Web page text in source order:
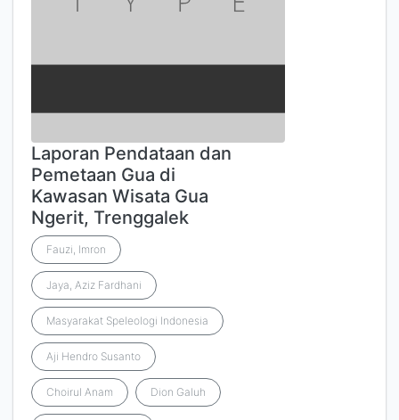
Laporan Pendataan dan
Pemetaan Gua di
Kawasan Wisata Gua
Ngerit, Trenggalek
Fauzi, Imron
Jaya, Aziz Fardhani
Masyarakat Speleologi Indonesia
Aji Hendro Susanto
Choirul Anam Dion Galuh